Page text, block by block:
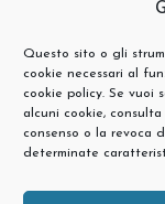
Questo sito o gli
cookie necessari al
cookie policy. Se vuoi
alcuni cookie,
consenso o la revoca
determinate